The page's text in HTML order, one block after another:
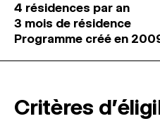
4 résidences par an
3 mois de résidence
Programme créé en
Critères